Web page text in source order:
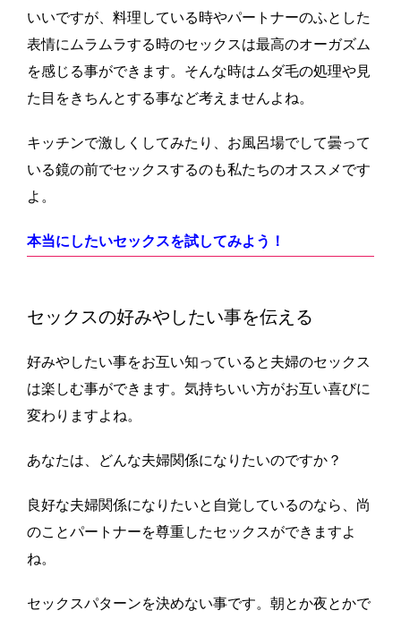
いいですが、料理している時やパートナーのふとした
表情にムラムラする時のセックスは最高のオーガズム
を感じる事ができます。そんな時はムダ毛の処理や見
た目をきちんとする事など考えませんよね。
キッチンで激しくしてみたり、お風呂場でして曇って
いる鏡の前でセックスするのも私たちのオススメです
よ。
本当にしたいセックスを試してみよう！
セックスの好みやしたい事を伝える
好みやしたい事をお互い知っていると夫婦のセックス
は楽しむ事ができます。気持ちいい方がお互い喜びに
変わりますよね。
あなたは、どんな夫婦関係になりたいのですか？
良好な夫婦関係になりたいと自覚しているのなら、尚
のことパートナーを尊重したセックスができますよ
ね。
セックスパターンを決めない事です。朝とか夜とかで